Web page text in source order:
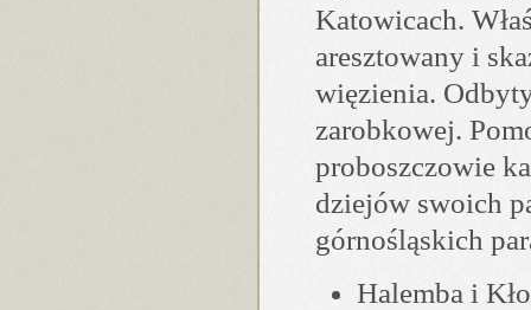
Katowicach.
aresztowany i
więzienia.
zarobkowej.
proboszczowie
dziejów swoich
górnośląskich
Halemba i